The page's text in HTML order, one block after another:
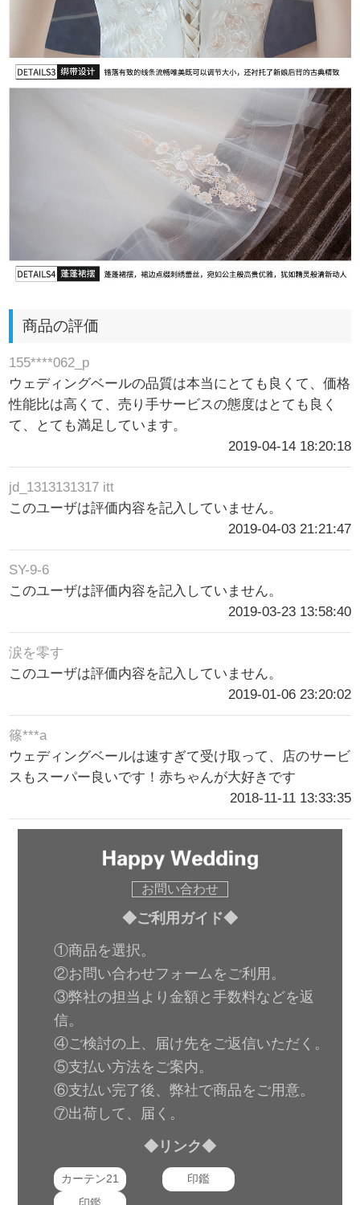
商品の評価
155****062_p
ウェディングベールの品質は本当にとても良くて、価格
性能比は高くて、売り手サービスの態度はとても良く
て、とても満足しています。
2019-04-14 18:20:18
jd_1313131317 itt
このユーザは評価内容を記入していません。
2019-04-03 21:21:47
SY-9-6
このユーザは評価内容を記入していません。
2019-03-23 13:58:40
涙を零す
このユーザは評価内容を記入していません。
2019-01-06 23:20:02
篠***a
ウェディングベールは速すぎて受け取って、店のサービ
スもスーパー良いです！赤ちゃんが大好きです
2018-11-11 13:33:35
お問い合わせ
◆ご利用ガイド◆
①商品を選択。
②お問い合わせフォームをご利用。
③弊社の担当より金額と手数料などを返
信。
④ご検討の上、届け先をご返信いただく。
⑤支払い方法をご案内。
⑥支払い完了後、弊社で商品をご用意。
⑦出荷して、届く。
◆リンク◆
カーテン21
印鑑
印鑑